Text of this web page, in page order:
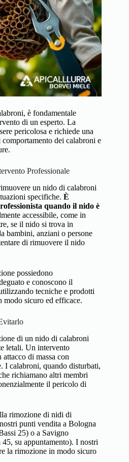
è fondamentale
di un esperto. La
pericolosa e richiede una
dei calabroni e
Professionale
un nido di calabroni
specifiche. È
quando il nido è
accessibile, come in
se il nido si trova in
bambini, anziani o persone
di rimuovere il nido
possiedono
e conoscono il
tecniche e prodotti
sicuro ed efficace.
di un nido di calabroni
letali. Un intervento
di massa con
I calabroni, quando disturbati,
richiamano altri membri
il pericolo di
rimozione di nidi di
punti vendita a Bologna
25) o a Savigno
su appuntamento). I nostri
la rimozione in modo sicuro